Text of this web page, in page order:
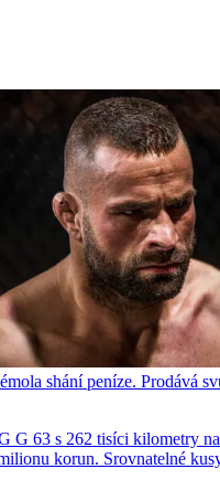
shání peníze. Prodává
G 63 s 262 tisíci kilometry
korun. Srovnatelné